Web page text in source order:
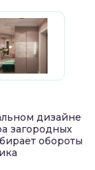
дизайне
загородных
обороты